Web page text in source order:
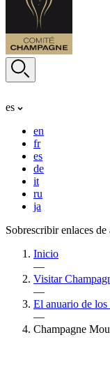
es
en
fr
es
de
it
ru
ja
Sobrescribir enlaces
Inicio
—
Visitar
—
El anuario de los
—
Champagne